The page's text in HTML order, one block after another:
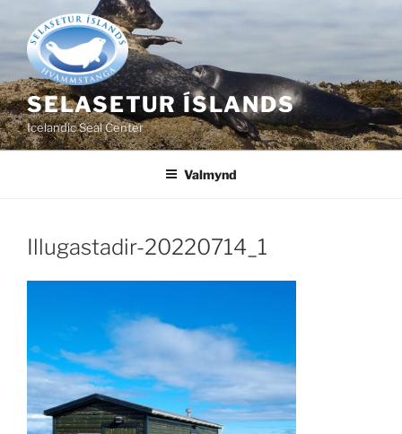
efni
SELASETUR ÍSLANDS
Icelandic Seal Center
Valmynd
Illugastadir-20220714_1